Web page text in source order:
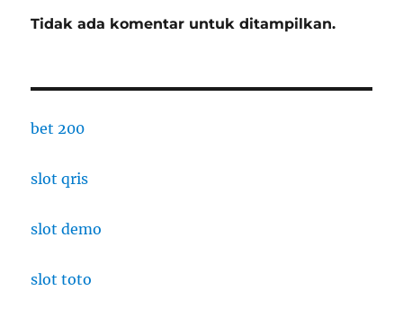
Tidak ada komentar untuk ditampilkan.
bet 200
slot qris
slot demo
slot toto